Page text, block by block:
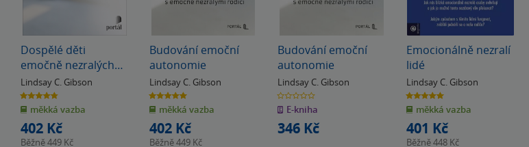
Dospělé děti
emočně nezralých
rodičů
Lindsay C. Gibson
4.8
z
5
hvězdiček
měkká vazba
402 Kč
Běžně449 Kč
Budování emoční
autonomie
Lindsay C. Gibson
5.0
z
5
hvězdiček
měkká vazba
402 Kč
Běžně449 Kč
Budování emoční
autonomie
Lindsay C. Gibson
0.0
z
5
hvězdiček
E-kniha
346 Kč
Emocionálně nezralí
lidé
Lindsay C. Gibson
5.0
z
5
hvězdiček
měkká vazba
401 Kč
Běžně448 Kč